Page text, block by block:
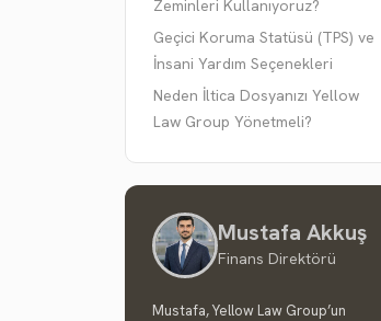
Zeminleri Kullanıyoruz?
Geçici Koruma Statüsü (TPS) ve
İnsani Yardım Seçenekleri
Neden İltica Dosyanızı Yellow
Law Group Yönetmeli?
Mustafa Akkuş
Finans Direktörü
Mustafa, Yellow Law Group’un